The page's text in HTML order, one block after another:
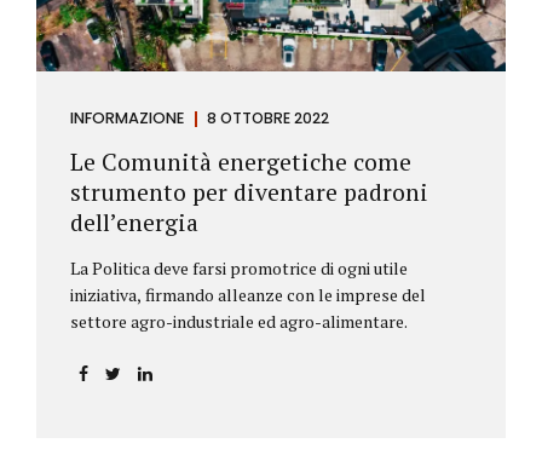
INFORMAZIONE 8 OTTOBRE 2022
Le Comunità energetiche come
strumento per diventare padroni
dell’energia
La Politica deve farsi promotrice di ogni utile
iniziativa, firmando alleanze con le imprese del
settore agro-industriale ed agro-alimentare.